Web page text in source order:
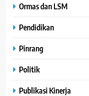
Ormas dan LSM
Pendidikan
Pinrang
Politik
Publikasi Kinerja